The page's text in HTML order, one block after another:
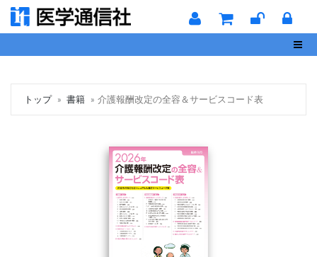
トップ 書籍 介護報酬改定の全容＆サービスコード表